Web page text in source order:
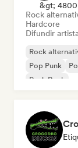
&gt; 4800
Rock
Hardcore
Difundir
Rock
Pop Punk
Punk Rock